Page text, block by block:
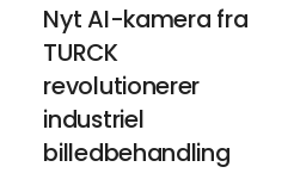
Nyt AI-kamera fra
TURCK
revolutionerer
industriel
billedbehandling